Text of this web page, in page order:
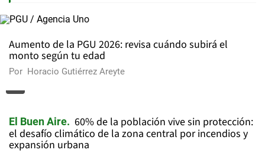
Aumento de la PGU 2026: revisa cuándo subirá el
monto según tu edad
Por Horacio Gutiérrez Areyte
El Buen Aire
60% de la población vive sin protección:
el desafío climático de la zona central por incendios y
expansión urbana